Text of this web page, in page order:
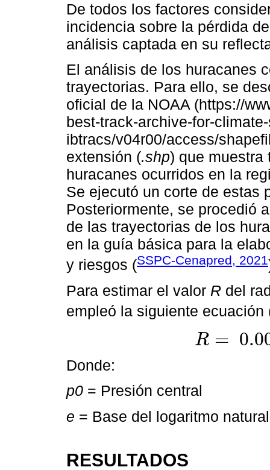
De todos los factores
incidencia sobre la pérdida
análisis captada en su
El análisis de los huracanes
trayectorias. Para ello, se
oficial de la NOAA (https://
best-track-archive-for-
ibtracs/v04r00/access/
extensión (.shp) que muestra
huracanes ocurridos en la
Se ejecutó un corte de estas
Posteriormente, se procedió
de las trayectorias de los
en la guía básica para la
y riesgos (SSPC-Cenapred, 2021
Para estimar el valor R del
empleó la siguiente ecuación
R =
R= 0.0007 0.01156
Donde:
p0 = Presión central
e = Base del logaritmo
RESULTADOS